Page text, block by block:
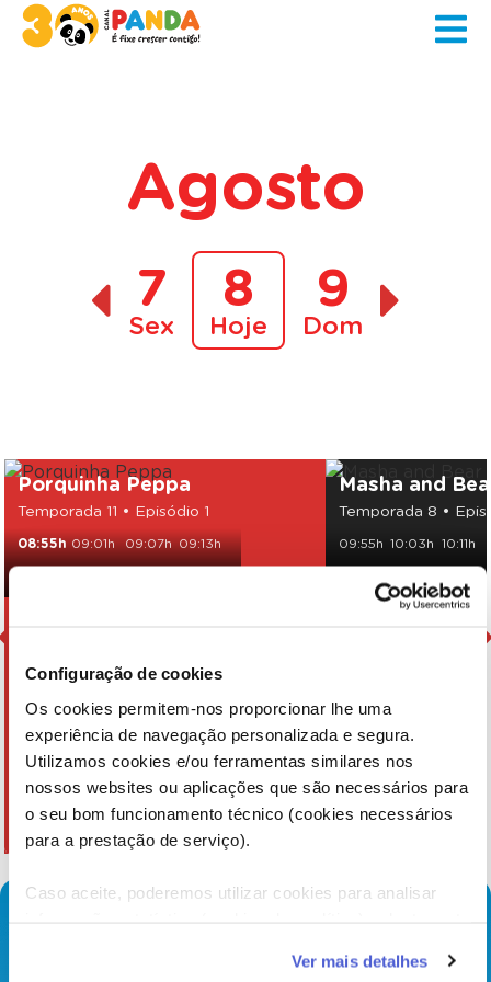
Configuração de cookies
Os cookies permitem-nos proporcionar lhe uma
experiência de navegação personalizada e segura.
Utilizamos cookies e/ou ferramentas similares nos
nossos websites ou aplicações que são necessários para
o seu bom funcionamento técnico (cookies necessários
para a prestação de serviço).
Caso aceite, poderemos utilizar cookies para analisar
funcionalidades (cookies de personalização e
Ver mais detalhes
Agosto
7
Sex
8
Hoje
9
Dom
Porquinha Peppa
Temporada 11 • Episódio 1
08:55h 09:01h 09:07h 09:13h
09:19h
09:25h 09:31h
Masha and
Temporada 8 •
09:55h 10:03h 10:11h
15:00h 15:08h 15:16h